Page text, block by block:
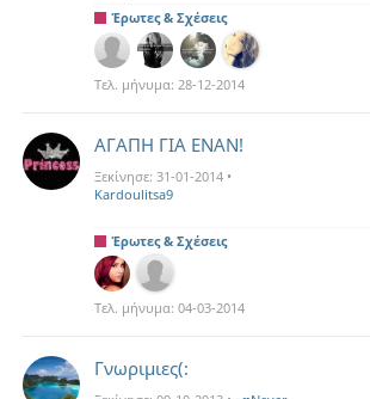
Έρωτες & Σχέσεις
Τελ. μήνυμα: 28-12-2014
ΑΓΑΠΗ ΓΙΑ ΕΝΑΝ!
Ξεκίνησε: 31-01-2014 •
Kardoulitsa9
Έρωτες & Σχέσεις
Τελ. μήνυμα: 04-03-2014
Γνωριμιες(: